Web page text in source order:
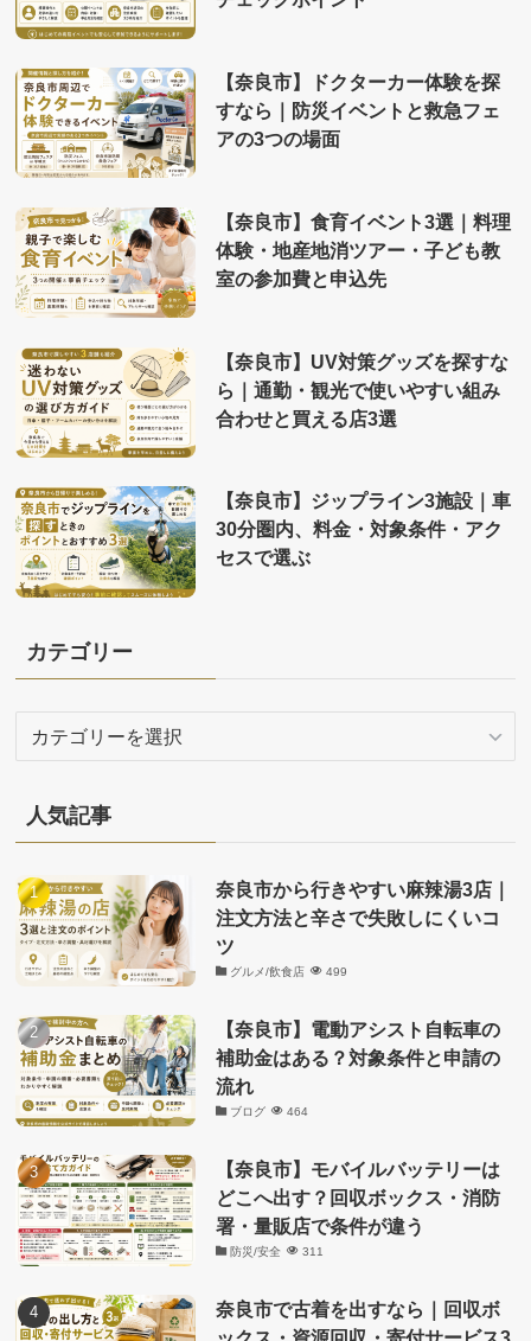
【奈良市】ドクターカー体験を探
すなら｜防災イベントと救急フェ
アの3つの場面
【奈良市】食育イベント3選｜料理
体験・地産地消ツアー・子ども教
室の参加費と申込先
【奈良市】UV対策グッズを探すな
ら｜通勤・観光で使いやすい組み
合わせと買える店3選
【奈良市】ジップライン3施設｜車
30分圏内、料金・対象条件・アク
セスで選ぶ
カテゴリー
リ
ー
人気記事
奈良市から行きやすい麻辣湯3店｜
注文方法と辛さで失敗しにくいコ
ツ
グルメ/飲食店 499
【奈良市】電動アシスト自転車の
補助金はある？対象条件と申請の
流れ
ブログ 464
【奈良市】モバイルバッテリーは
どこへ出す？回収ボックス・消防
署・量販店で条件が違う
防災/安全 311
奈良市で古着を出すなら｜回収ボ